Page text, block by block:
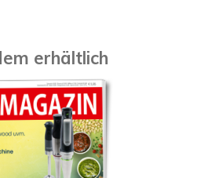
erhältlich